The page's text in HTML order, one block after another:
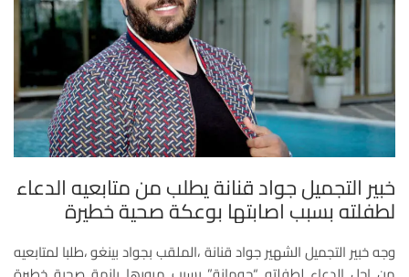
خبير التجميل جواد قنانة يطلب من متابعيه الدعاء
لطفلته بسبب اصابتها بوعكة صحية خطيرة
وجه خبير التجميل الشهير جواد قنانة ،الملقب بجواد بينغو ،طلبا لمتابعيه